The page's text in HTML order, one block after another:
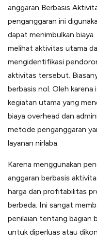
anggaran Berbasis
penganggaran ini
dapat menimbulkan
melihat aktivitas utama
mengidentifikasi
aktivitas tersebut.
berbasis nol. Oleh
kegiatan utama yang
biaya overhead dan
metode penganggaran
layanan nirlaba.
Karena menggunakan
anggaran berbasis
harga dan profitabilitas
berbeda. Ini sangat
penilaian tentang bagian
untuk diperluas atau